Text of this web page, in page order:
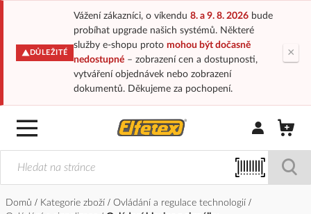
DŮLEŽITÉ
Vážení zákazníci, o víkendu 8. a 9. 8. 2026bude
probíhat upgrade našich systémů. Některé
služby e-shopu proto mohou být dočasně
nedostupné– zobrazení cen a dostupnosti,
vytváření objednávek nebo zobrazení
dokumentů. Děkujeme za pochopení.
×
Přihlásit/
Domů Kategorie zboží
Ovládání a regulace technologií